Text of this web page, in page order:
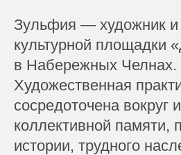
Зульфия — художник и
культурной площадки
в Набережных Челнах.
Художественная
сосредоточена вокруг
коллективной памяти,
истории, трудного